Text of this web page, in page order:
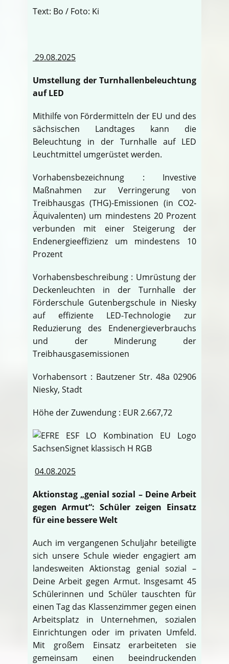
Text: Bo / Foto: Ki
29.08.2025
Umstellung der Turnhallenbeleuchtung
auf LED
Mithilfe von Fördermitteln der EU und des
sächsischen Landtages kann die
Beleuchtung in der Turnhalle auf LED
Leuchtmittel umgerüstet werden.
Vorhabensbezeichnung : Investive
Maßnahmen zur Verringerung von
Treibhausgas (THG)-Emissionen (in CO2-
Äquivalenten) um mindestens 20 Prozent
verbunden mit einer Steigerung der
Endenergieeffizienz um mindestens 10
Prozent
Vorhabensbeschreibung : Umrüstung der
Deckenleuchten in der Turnhalle der
Förderschule Gutenbergschule in Niesky
auf effiziente LED-Technologie zur
Reduzierung des Endenergieverbrauchs
und der Minderung der
Treibhausgasemissionen
Vorhabensort : Bautzener Str. 48a 02906
Niesky, Stadt
Höhe der Zuwendung : EUR 2.667,72
04.08.2025
Aktionstag „genial sozial – Deine Arbeit
gegen Armut“: Schüler zeigen Einsatz
für eine bessere Welt
Auch im vergangenen Schuljahr beteiligte
sich unsere Schule wieder engagiert am
landesweiten Aktionstag genial sozial –
Deine Arbeit gegen Armut. Insgesamt 45
Schülerinnen und Schüler tauschten für
einen Tag das Klassenzimmer gegen einen
Arbeitsplatz in Unternehmen, sozialen
Einrichtungen oder im privaten Umfeld.
Mit großem Einsatz erarbeiteten sie
gemeinsam einen beeindruckenden